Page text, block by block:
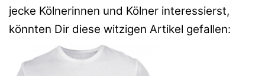
jecke Kölnerinnen und Kölner interessierst,
könnten Dir diese witzigen Artikel gefallen: